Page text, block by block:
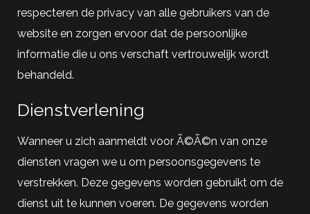
respecteren de privacy van alle gebruikers van de
website en zorgen ervoor dat de persoonlijke
informatie die u ons verschaft vertrouwelijk wordt
behandeld.
Dienstverlening
Wanneer u zich aanmeldt voor Ã©Ã©n van onze
diensten vragen we u om persoonsgegevens te
verstrekken. Deze gegevens worden gebruikt om de
dienst uit te kunnen voeren. De gegevens worden